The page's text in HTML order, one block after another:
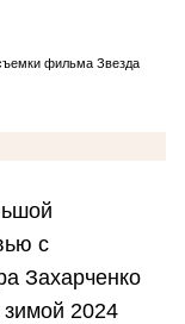
фильма Звезда
с
Захарченко
2024